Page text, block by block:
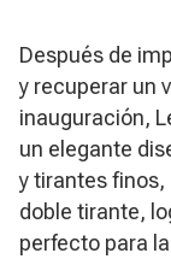
Después de
y recuperar un
inauguración,
un elegante
y tirantes
doble tirante,
perfecto para